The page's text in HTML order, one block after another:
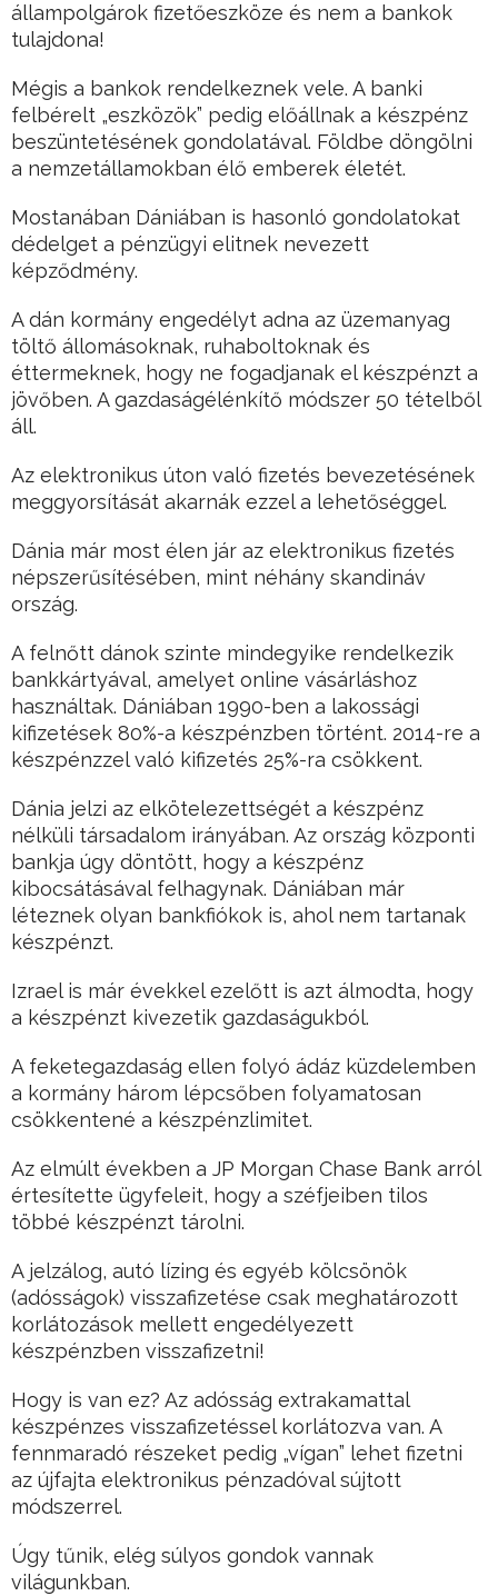
állampolgárok fizetőeszköze és nem a bankok
tulajdona!
Mégis a bankok rendelkeznek vele. A banki
felbérelt „eszközök” pedig előállnak a készpénz
beszüntetésének gondolatával. Földbe döngölni
a nemzetállamokban élő emberek életét.
Mostanában Dániában is hasonló gondolatokat
dédelget a pénzügyi elitnek nevezett
képződmény.
A dán kormány engedélyt adna az üzemanyag
töltő állomásoknak, ruhaboltoknak és
éttermeknek, hogy ne fogadjanak el készpénzt a
jövőben. A gazdaságélénkítő módszer 50 tételből
áll.
Az elektronikus úton való fizetés bevezetésének
meggyorsítását akarnák ezzel a lehetőséggel.
Dánia már most élen jár az elektronikus fizetés
népszerűsítésében, mint néhány skandináv
ország.
A felnőtt dánok szinte mindegyike rendelkezik
bankkártyával, amelyet online vásárláshoz
használtak. Dániában 1990-ben a lakossági
kifizetések 80%-a készpénzben történt. 2014-re a
készpénzzel való kifizetés 25%-ra csökkent.
Dánia jelzi az elkötelezettségét a készpénz
nélküli társadalom irányában. Az ország központi
bankja úgy döntött, hogy a készpénz
kibocsátásával felhagynak. Dániában már
léteznek olyan bankfiókok is, ahol nem tartanak
készpénzt.
Izrael is már évekkel ezelőtt is azt álmodta, hogy
a készpénzt kivezetik gazdaságukból.
A feketegazdaság ellen folyó ádáz küzdelemben
a kormány három lépcsőben folyamatosan
csökkentené a készpénzlimitet.
Az elmúlt években a JP Morgan Chase Bank arról
értesítette ügyfeleit, hogy a széfjeiben tilos
többé készpénzt tárolni.
A jelzálog, autó lízing és egyéb kölcsönök
(adósságok) visszafizetése csak meghatározott
korlátozások mellett engedélyezett
készpénzben visszafizetni!
Hogy is van ez? Az adósság extrakamattal
készpénzes visszafizetéssel korlátozva van. A
fennmaradó részeket pedig „vígan” lehet fizetni
az újfajta elektronikus pénzadóval sújtott
módszerrel.
Úgy tűnik, elég súlyos gondok vannak
világunkban.